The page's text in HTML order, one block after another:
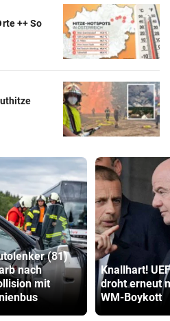
++ So
(81)
nach
mit
Knallhart!
droht erneut
WM-Boykott